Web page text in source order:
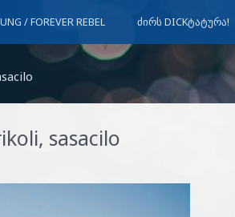
/ FOREVER REBEL ᲫᲘᲠᲡ DICKᲢᲐᲢᲣᲠᲐ!
sasacilo